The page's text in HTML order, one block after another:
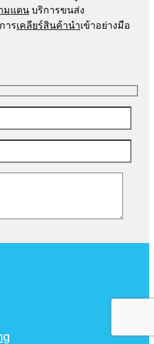
มแดน บริการขนส่ง
ารเคลียร์สินค้านำเข้าอย่างมือ